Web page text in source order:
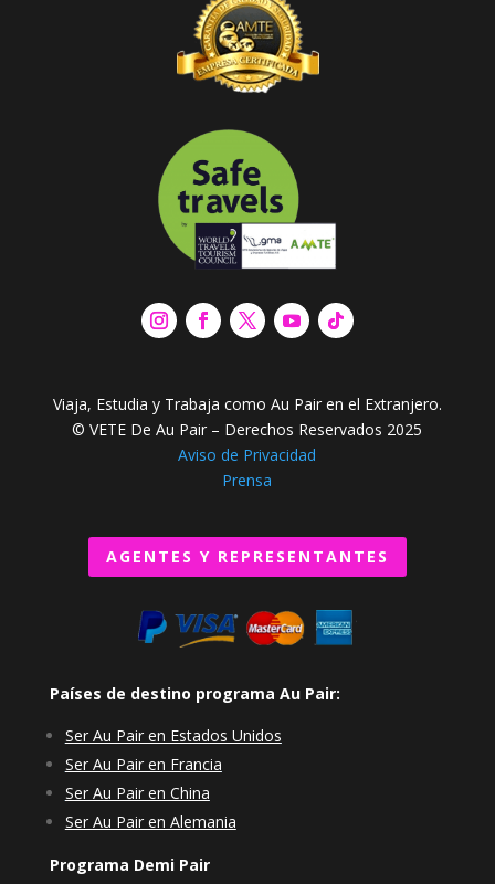
Viaja, Estudia y Trabaja como Au Pair en el Extranjero.
© VETE De Au Pair – Derechos Reservados 2025
Aviso de Privacidad
Prensa
AGENTES Y REPRESENTANTES
Países de destino programa Au Pair:
Ser Au Pair en Estados Unidos
Ser Au Pair en Francia
Ser Au Pair en China
Ser Au Pair en Alemania
Programa Demi Pair